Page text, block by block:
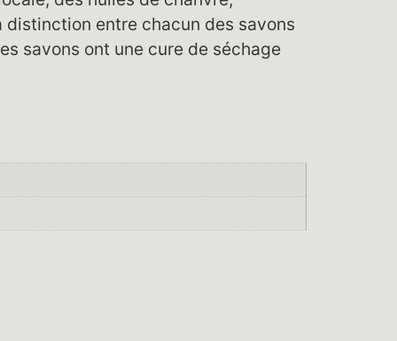
distinction entre chacun des savons
savons ont une cure de séchage